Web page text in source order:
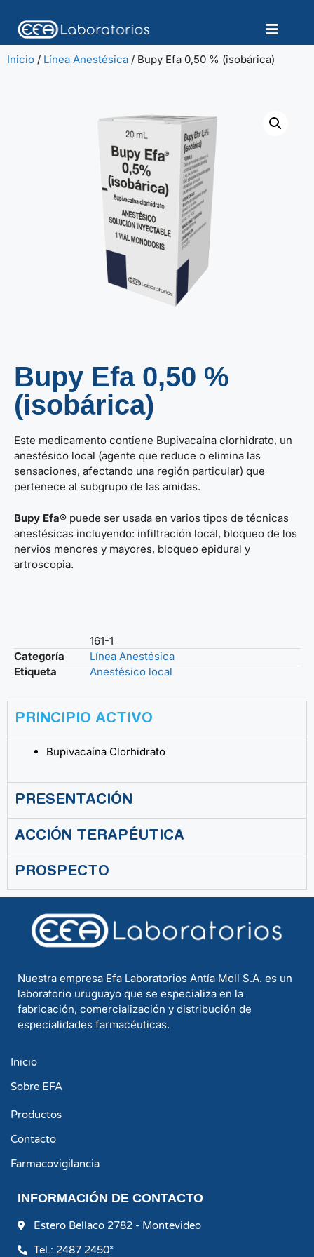
Inicio / Línea Anestésica / Bupy Efa 0,50 % (isobárica)
Bupy Efa 0,50 %
(isobárica)
Este medicamento contiene Bupivacaína clorhidrato, un
anestésico local (agente que reduce o elimina las
sensaciones, afectando una región particular) que
pertenece al subgrupo de las amidas.
Bupy Efa® puede ser usada en varios tipos de técnicas
anestésicas incluyendo: infiltración local, bloqueo de los
nervios menores y mayores, bloqueo epidural y
artroscopia.
161-1
Categoría
Línea Anestésica
Etiqueta
Anestésico local
PRINCIPIO ACTIVO
Bupivacaína Clorhidrato
PRESENTACIÓN
ACCIÓN TERAPÉUTICA
PROSPECTO
Nuestra empresa Efa Laboratorios Antía Moll S.A. es un
laboratorio uruguayo que se especializa en la
fabricación, comercialización y distribución de
especialidades farmacéuticas.
Inicio
Sobre EFA
Productos
Contacto
Farmacovigilancia
INFORMACIÓN DE CONTACTO
Estero Bellaco 2782 - Montevideo
Tel.: 2487 2450*